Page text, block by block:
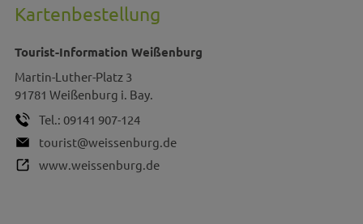
Kartenbestellung
Tourist-Information Weißenburg
Martin-Luther-Platz 3
91781 Weißenburg i. Bay.
Tel.: 09141 907-124
tourist@weissenburg.de
www.weissenburg.de